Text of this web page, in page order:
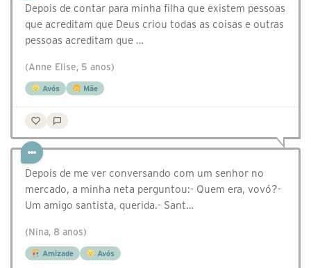
Depois de contar para minha filha que existem pessoas
que acreditam que Deus criou todas as coisas e outras
pessoas acreditam que …
(Anne Elise, 5 anos)
Avós Mãe
Depois de me ver conversando com um senhor no
mercado, a minha neta perguntou:- Quem era, vovó?-
Um amigo santista, querida.- Sant…
(Nina, 8 anos)
Amizade Avós